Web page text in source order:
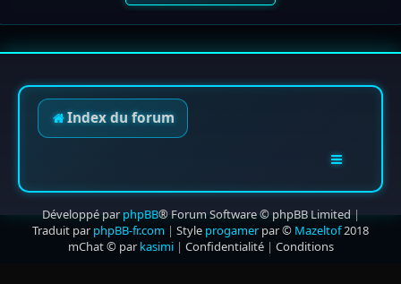
Index du forum
Développé parphpBB® Forum Software © phpBB Limited |
Traduit par phpBB-fr.com | Style progamerpar © Mazeltof2018
mChat © par kasimi| Confidentialité| Conditions